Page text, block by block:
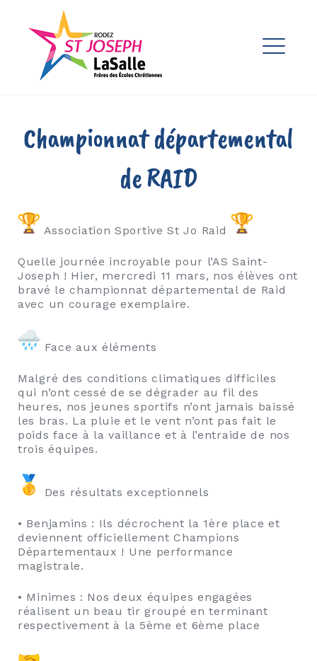
contentEnsemble Scolaire St Joseph
La Salle Rodez
EXPAND
Championnat départemental
de RAID
Association Sportive St Jo Raid
Quelle journée incroyable pour l’AS Saint-
Joseph ! Hier, mercredi 11 mars, nos élèves ont
bravé le championnat départemental de Raid
avec un courage exemplaire.
Face aux éléments
Malgré des conditions climatiques difficiles
qui n’ont cessé de se dégrader au fil des
heures, nos jeunes sportifs n’ont jamais baissé
les bras. La pluie et le vent n’ont pas fait le
poids face à la vaillance et à l’entraide de nos
trois équipes.
Des résultats exceptionnels
• Benjamins : Ils décrochent la 1ère place et
deviennent officiellement Champions
Départementaux ! Une performance
magistrale.
• Minimes : Nos deux équipes engagées
réalisent un beau tir groupé en terminant
respectivement à la 5ème et 6ème place